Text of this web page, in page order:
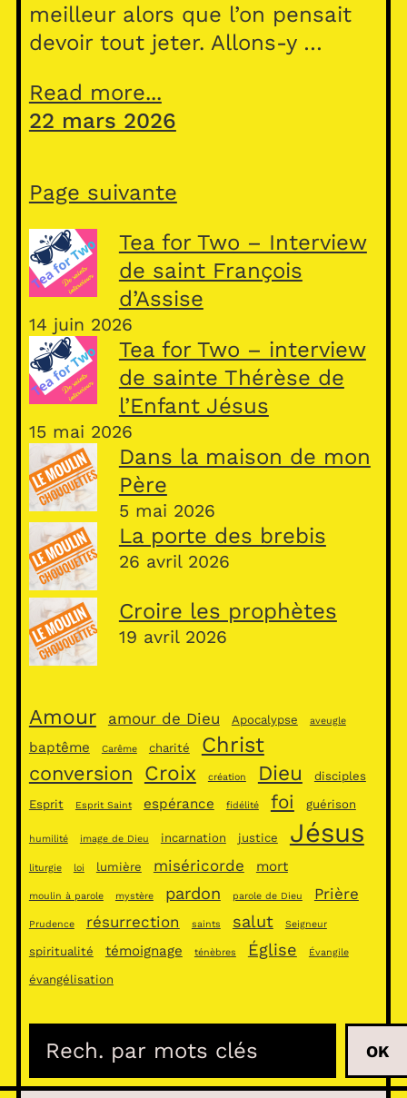
meilleur alors que l’on pensait
devoir tout jeter. Allons-y …
Read more...
22 mars 2026
Page suivante
Tea for Two – Interview
de saint François
d’Assise
14 juin 2026
Tea for Two – interview
de sainte Thérèse de
l’Enfant Jésus
15 mai 2026
Dans la maison de mon
Père
5 mai 2026
La porte des brebis
26 avril 2026
Croire les prophètes
19 avril 2026
Amour amour de Dieu Apocalypse aveugle
baptême Carême charité Christ
conversion Croix création Dieu disciples
Esprit Esprit Saint espérance fidélité foi guérison
humilité image de Dieu incarnation justice Jésus
liturgie loi lumière miséricorde mort
moulin à parole mystère pardon parole de Dieu Prière
Prudence résurrection saints salut Seigneur
spiritualité témoignage ténèbres Église Évangile
évangélisation
c
OK